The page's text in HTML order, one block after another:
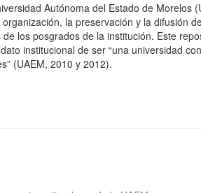
Autónoma del Estado de Morelos
la preservación y la difusión
los posgrados de la institución. Este
institucional de ser “una universidad
(UAEM, 2010 y 2012).